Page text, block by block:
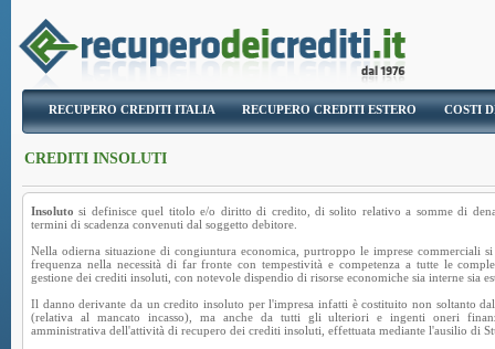
RECUPERO CREDITI ITALIA RECUPERO CREDITI ESTERO COSTI
CREDITI INSOLUTI
Insoluto si definisce quel titolo e/o diritto di credito, di solito relativo a somme di
termini di scadenza convenuti dal soggetto debitore.
Nella odierna situazione di congiuntura economica, purtroppo le imprese commerciali
frequenza nella necessità di far fronte con tempestività e competenza a tutte le
gestione dei crediti insoluti, con notevole dispendio di risorse economiche sia interne sia
Il danno derivante da un credito insoluto per l'impresa infatti è costituito non soltanto
(relativa al mancato incasso), ma anche da tutti gli ulteriori e ingenti oneri
amministrativa dell'attività di recupero dei crediti insoluti, effettuata mediante l'ausilio di